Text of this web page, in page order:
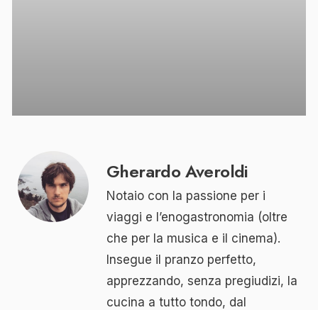
Gherardo Averoldi
Notaio con la passione per i
viaggi e l’enogastronomia (oltre
che per la musica e il cinema).
Insegue il pranzo perfetto,
apprezzando, senza pregiudizi, la
cucina a tutto tondo, dal